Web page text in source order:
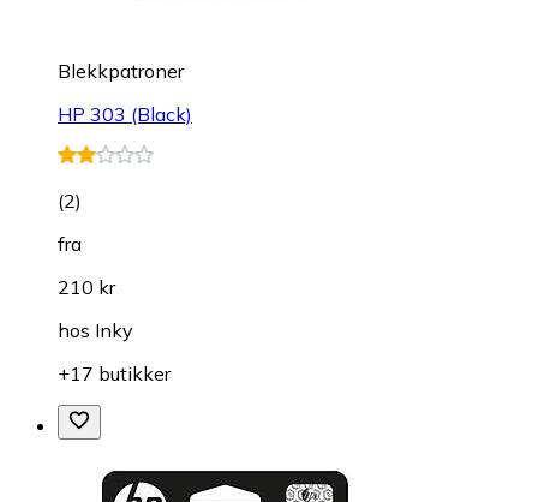
Blekkpatroner
HP 303 (Black)
(2)
fra
210 kr
hos Inky
+17 butikker